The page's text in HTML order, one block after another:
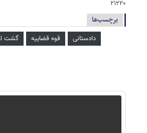
۲۱۲۲۰
برچسب‌ها
دادستانی قوه قضاییه گشت